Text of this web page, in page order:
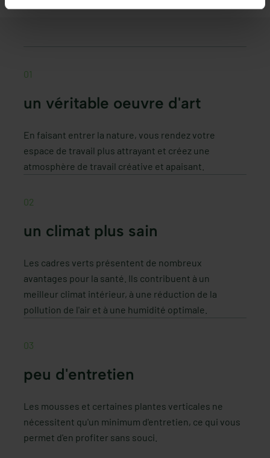
01
un véritable oeuvre d'art
En faisant entrer la nature, vous rendez votre
espace de travail plus attrayant et créez une
atmosphère de travail créative et apaisant.
02
un climat plus sain
Les cadres verts présentent de nombreux
avantages pour la santé. Ils contribuent à un
meilleur climat intérieur, à une réduction de la
pollution de l'air et à une humidité optimale.
03
peu d'entretien
Les mousses et certaines plantes verticales ne
nécessitent qu'un minimum d'entretien, ce qui vous
permet d'en profiter sans souci.